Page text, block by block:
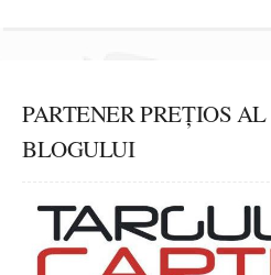
PARTENER PREȚIOS AL
BLOGULUI